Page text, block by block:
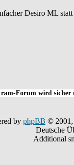
Desiro ML
Forum wird sicher
by phpBB © 2001,
Deutsche
Additional